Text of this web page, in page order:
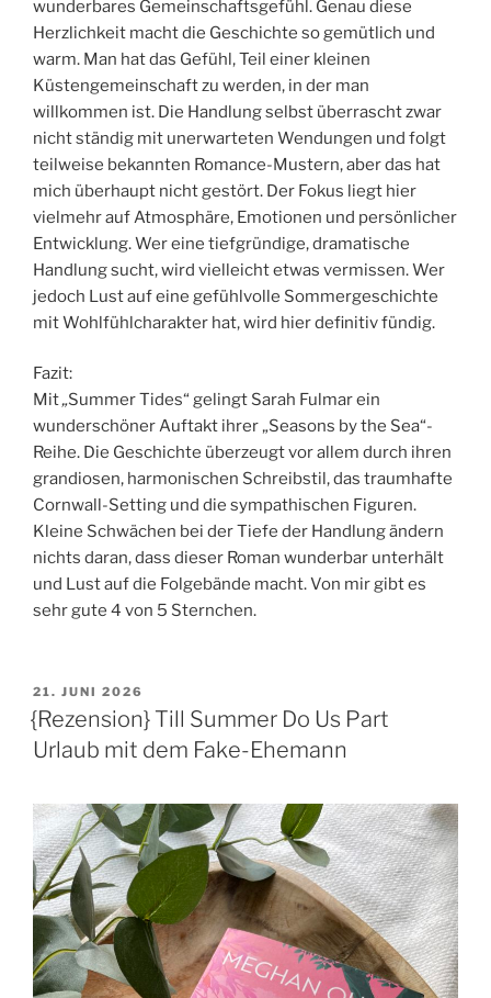
wunderbares Gemeinschaftsgefühl. Genau diese
Herzlichkeit macht die Geschichte so gemütlich und
warm. Man hat das Gefühl, Teil einer kleinen
Küstengemeinschaft zu werden, in der man
willkommen ist. Die Handlung selbst überrascht zwar
nicht ständig mit unerwarteten Wendungen und folgt
teilweise bekannten Romance-Mustern, aber das hat
mich überhaupt nicht gestört. Der Fokus liegt hier
vielmehr auf Atmosphäre, Emotionen und persönlicher
Entwicklung. Wer eine tiefgründige, dramatische
Handlung sucht, wird vielleicht etwas vermissen. Wer
jedoch Lust auf eine gefühlvolle Sommergeschichte
mit Wohlfühlcharakter hat, wird hier definitiv fündig.
Fazit:
Mit„Summer Tides“ gelingt Sarah Fulmar ein
wunderschöner Auftakt ihrer „Seasons by the Sea“-
Reihe. Die Geschichte überzeugt vor allem durch ihren
grandiosen, harmonischen Schreibstil, das traumhafte
Cornwall-Setting und die sympathischen Figuren.
Kleine Schwächen bei der Tiefe der Handlung ändern
nichts daran, dass dieser Roman wunderbar unterhält
und Lust auf die Folgebände macht. Von mir gibt es
sehr gute 4 von 5 Sternchen.
VERÖFFENTLICHT
AM
21. JUNI 2026
{Rezension} Till Summer Do Us Part
Urlaub mit dem Fake-Ehemann